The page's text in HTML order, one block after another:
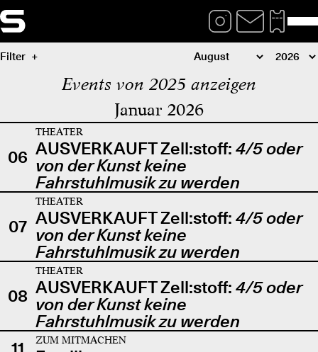
Filter
Events von 2025 anzeigen
Januar 2026
06
THEATER
AUSVERKAUFT Zell:stoff: 4/5 oder
von der Kunst keine
Fahrstuhlmusik zu werden
07
THEATER
AUSVERKAUFT Zell:stoff: 4/5 oder
von der Kunst keine
Fahrstuhlmusik zu werden
08
THEATER
AUSVERKAUFT Zell:stoff: 4/5 oder
von der Kunst keine
Fahrstuhlmusik zu werden
ZUM MITMACHEN